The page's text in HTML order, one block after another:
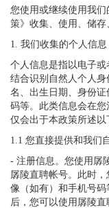
您使用或继续使用我
策》收集、使用、储
1. 我们收集的个人信息
个人信息是指以电子
结合识别自然人个人
名、出生日期、身份
码等。此类信息会在
仅会出于本政策所述
1.1 您直接提供和我们
- 注册信息。您使用孱
孱陵直聘帐号。此时
像（如有）和手机号
后，您可以使用孱陵